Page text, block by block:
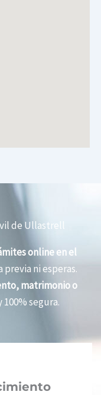
de Ullastrell
online en el
previa ni esperas.
matrimonio o
segura.